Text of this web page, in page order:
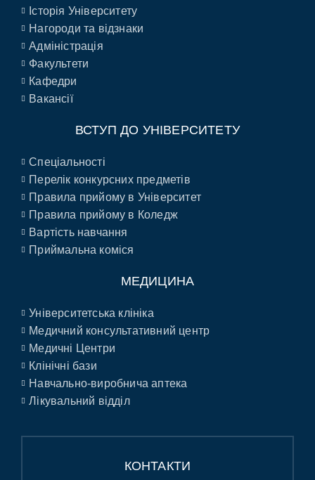
Історія Університету
Нагороди та відзнаки
Адміністрація
Факультети
Кафедри
Вакансії
ВСТУП ДО УНІВЕРСИТЕТУ
Спеціальності
Перелік конкурсних предметів
Правила прийому в Університет
Правила прийому в Коледж
Вартість навчання
Приймальна коміся
МЕДИЦИНА
Університетська клініка
Медичний консультативний центр
Медичні Центри
Клінічні бази
Навчально-виробнича аптека
Лікувальний відділ
КОНТАКТИ